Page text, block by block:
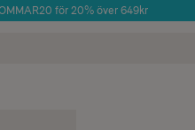
för 20% över 649kr